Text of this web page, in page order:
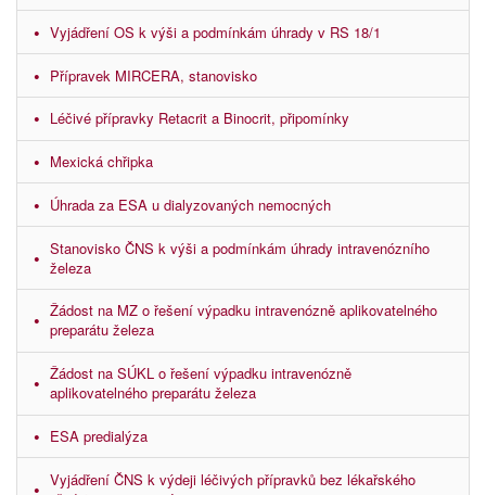
Vyjádření OS k výši a podmínkám úhrady v RS 18/1
Přípravek MIRCERA, stanovisko
Léčivé přípravky Retacrit a Binocrit, připomínky
Mexická chřipka
Úhrada za ESA u dialyzovaných nemocných
Stanovisko ČNS k výši a podmínkám úhrady intravenózního
železa
Žádost na MZ o řešení výpadku intravenózně aplikovatelného
preparátu železa
Žádost na SÚKL o řešení výpadku intravenózně
aplikovatelného preparátu železa
ESA predialýza
Vyjádření ČNS k výdeji léčivých přípravků bez lékařského